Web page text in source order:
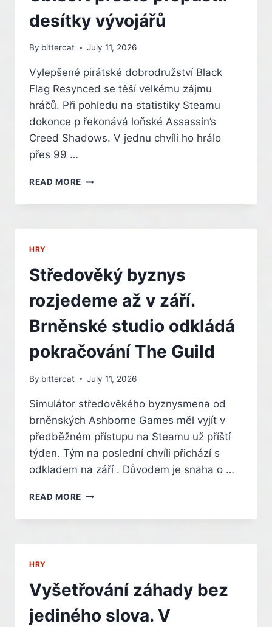
desítky vývojářů
By bittercat July 11, 2026
Vylepšené pirátské dobrodružství Black
Flag Resynced se těší velkému zájmu
hráčů. Při pohledu na statistiky Steamu
dokonce p řekonává loňské Assassin’s
Creed Shadows. V jednu chvíli ho hrálo
přes 99 …
READ MORE NOVÉ
CREED
PŘESTO
PROPUSTIL
VÝVOJÁŘŮ
HRY
Středověký byznys
rozjedeme až v září.
Brněnské studio odkládá
pokračování The Guild
By bittercat July 11, 2026
Simulátor středověkého byznysmena od
brněnských Ashborne Games měl vyjít v
předběžném přístupu na Steamu už příští
týden. Tým na poslední chvíli přichází s
odkladem na září . Důvodem je snaha o …
READ MORE STŘEDOVĚKÝ
ROZJEDEME
STUDIO
ODKLÁDÁ
POKRAČOVÁNÍ
THE
HRY
Vyšetřování záhady bez
jediného slova. V